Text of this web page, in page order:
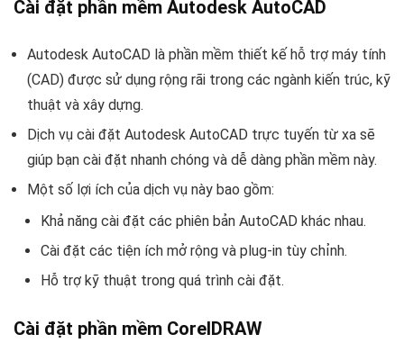
Cài đặt phần mềm Autodesk AutoCAD
Autodesk AutoCAD là phần mềm thiết kế hỗ trợ máy tính
(CAD) được sử dụng rộng rãi trong các ngành kiến trúc, kỹ
thuật và xây dựng.
Dịch vụ cài đặt Autodesk AutoCAD trực tuyến từ xa sẽ
giúp bạn cài đặt nhanh chóng và dễ dàng phần mềm này.
Một số lợi ích của dịch vụ này bao gồm:
Khả năng cài đặt các phiên bản AutoCAD khác nhau.
Cài đặt các tiện ích mở rộng và plug-in tùy chỉnh.
Hỗ trợ kỹ thuật trong quá trình cài đặt.
Cài đặt phần mềm CorelDRAW